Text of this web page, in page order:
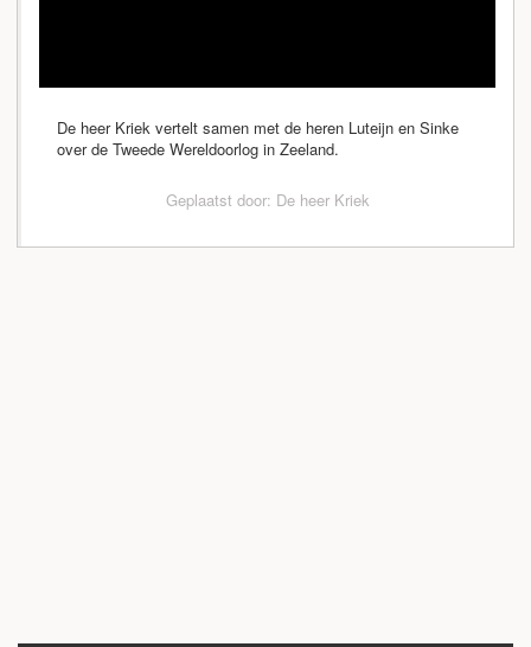
De heer Kriek vertelt samen met de heren Luteijn en Sinke
over de Tweede Wereldoorlog in Zeeland.
Geplaatst door: De heer Kriek